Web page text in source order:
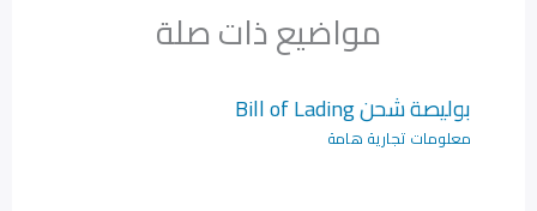
مواضيع ذات صلة
بوليصة شحن Bill of Lading
معلومات تجارية هامة